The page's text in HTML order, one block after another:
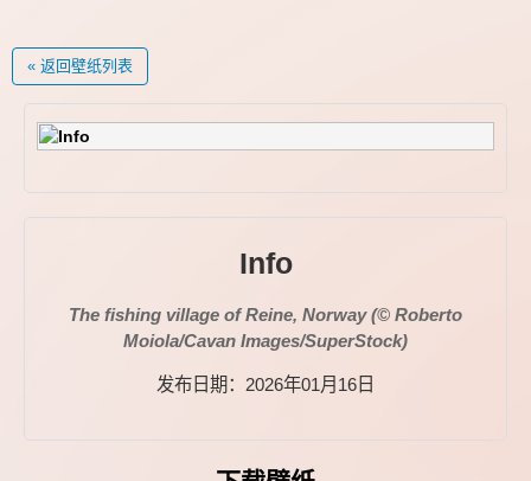
« 返回壁纸列表
Info
The fishing village of Reine, Norway (© Roberto
Moiola/Cavan Images/SuperStock)
发布日期：2026年01月16日